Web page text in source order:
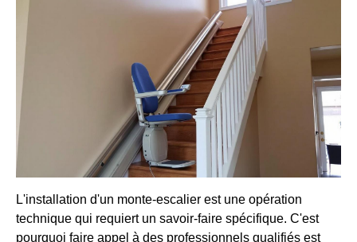
L'installation d'un monte-escalier est une opération
technique qui requiert un savoir-faire spécifique. C'est
pourquoi faire appel à des professionnels qualifiés est